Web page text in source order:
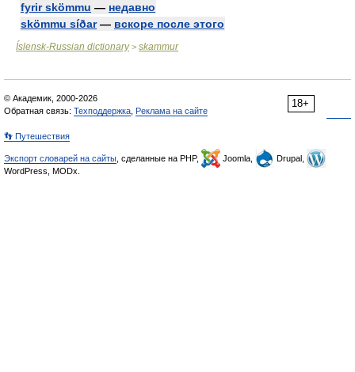
fyrir skömmu — недавно
skömmu síðar— вскоре после этого
Íslensk-Russian dictionary> skammur
18+
© Академик, 2000-2026
Обратная связь: Техподдержка Реклама на сайте
👣 Путешествия
Экспорт словарей на сайты , сделанные на PHP, Joomla,
Drupal,
WordPress, MODx.